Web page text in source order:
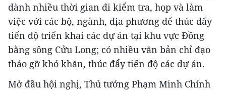
dành nhiều thời gian đi kiểm tra, họp và làm
việc với các bộ, ngành, địa phương để thúc đẩy
tiến độ triển khai các dự án tại khu vực Đồng
bằng sông Cửu Long; có nhiều văn bản chỉ đạo
tháo gỡ khó khăn, thúc đẩy tiến độ các dự án.
Mở đầu hội nghị, Thủ tướng Phạm Minh Chính